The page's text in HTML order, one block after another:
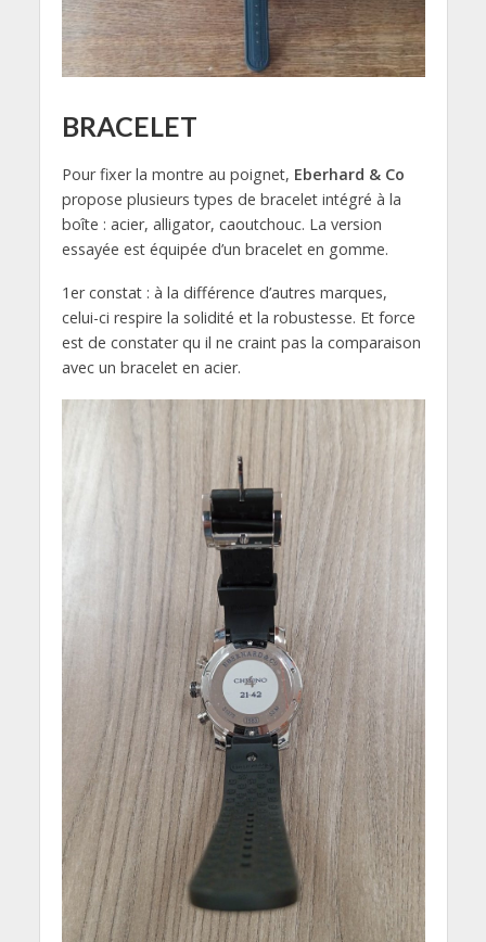
BRACELET
Pour fixer la montre au poignet, Eberhard & Co
propose plusieurs types de bracelet intégré à la
boîte : acier, alligator, caoutchouc. La version
essayée est équipée d’un bracelet en gomme.
1er constat : à la différence d’autres marques,
celui-ci respire la solidité et la robustesse. Et force
est de constater qu il ne craint pas la comparaison
avec un bracelet en acier.